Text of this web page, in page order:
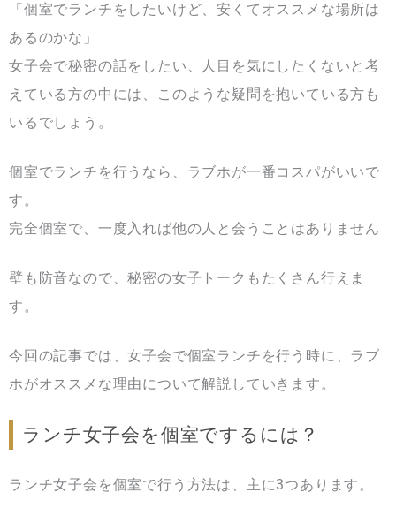
「個室でランチをしたいけど、安くてオススメな場所は
あるのかな」
女子会で秘密の話をしたい、人目を気にしたくないと考
えている方の中には、このような疑問を抱いている方も
いるでしょう。
個室でランチを行うなら、ラブホが一番コスパがいいで
す。
完全個室で、一度入れば他の人と会うことはありません
壁も防音なので、秘密の女子トークもたくさん行えま
す。
今回の記事では、女子会で個室ランチを行う時に、ラブ
ホがオススメな理由について解説していきます。
ランチ女子会を個室でするには？
ランチ女子会を個室で行う方法は、主に3つあります。